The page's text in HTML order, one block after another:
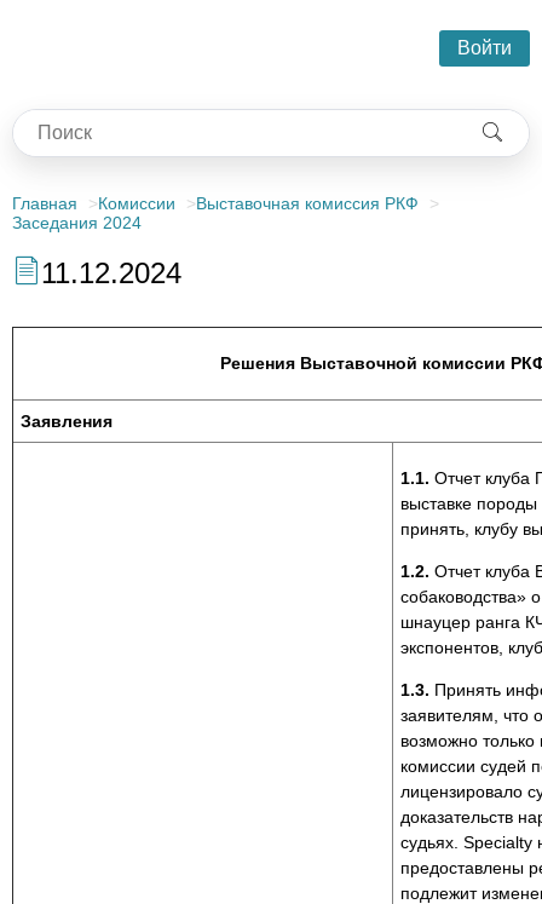
Войти
Главная Комиссии
Выставочная комиссия РКФ
Заседания 2024
11.12.2024
Решения Выставочной комиссии
Заявления
1.1. Отчет
выставке
принять, клубу
1.2. Отчет клуба
собаководства»
шнауцер ранга
экспонентов,
1.3. Принять
заявителям, что
возможно
комиссии судей
лицензировало
доказательств
судьях. Specialty
предоставлены
подлежит